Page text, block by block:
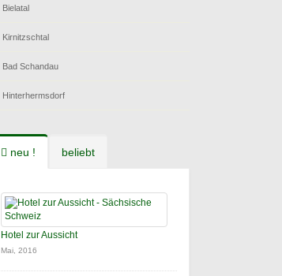
Bielatal
Kirnitzschtal
Bad Schandau
Hinterhermsdorf
neu ! beliebt
Hotel zur Aussicht
Mai, 2016